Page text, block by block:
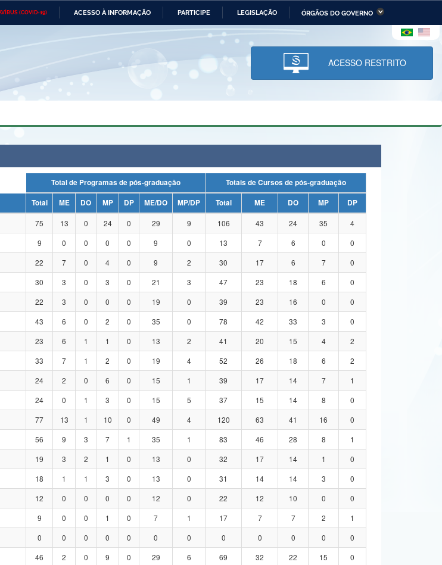
(COVID-19) ACESSO À INFORMAÇÃO PARTICIPE LEGISLAÇÃO ÓRGÃOS DO GOVERNO
Ministério das Relações Ministério da Economia Ministério da Infraestrutura
Ministério da Ciência,
Tecnologia, Inovações e
Comunicações
e dos Direitos Humanos
Banco Central do Brasil Planalto
ACESSO RESTRITO
Total de Programas de pós-graduação
Totais de Cursos de pós-graduação
Total ME DO MP DP ME/DO MP/DP Total ME DO MP
DP
75 13 0 24 0 29 9 106 43 24 35
4
9 0 0 0 0 9 0 13 7 6 0
0
22 7 0 4 0 9 2 30 17 6 7
0
30 3 0 3 0 21 3 47 23 18 6
0
22 3 0 0 0 19 0 39 23 16 0
0
43 6 0 2 0 35 0 78 42 33 3
0
23 6 1 1 0 13 2 41 20 15 4
2
33 7 1 2 0 19 4 52 26 18 6
2
24 2 0 6 0 15 1 39 17 14 7
1
24 0 1 3 0 15 5 37 15 14 8
0
77 13 1 10 0 49 4 120 63 41 16
0
56 9 3 7 1 35 1 83 46 28 8
1
19 3 2 1 0 13 0 32 17 14 1
0
18 1 1 3 0 13 0 31 14 14 3
0
12 0 0 0 0 12 0 22 12 10 0
0
9 0 0 1 0 7 1 17 7 7 2
1
0 0 0 0 0 0 0 0 0 0 0
0
46 2 0 9 0 29 6 69 32 22 15
0